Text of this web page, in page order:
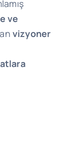
ve
vizyoner